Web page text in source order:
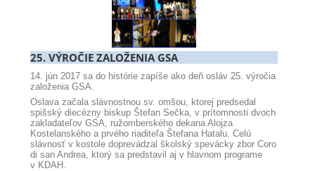
25. VÝROČIE ZALOŽENIA GSA
14. jún 2017 sa do histórie zapíše ako deň osláv 25. výročia
založenia GSA.
Oslava začala slávnostnou sv. omšou, ktorej predsedal
spišský diecézny biskup Štefan Sečka, v prítomnosti dvoch
zakladateľov GSA, ružomberského dekana Alojza
Kostelanského a prvého riaditeľa Štefana Hatalu. Celú
slávnosť v kostole doprevádzal školský spevácky zbor Coro
di san Andrea, ktorý sa predstavil aj v hlavnom programe
v KDAH.